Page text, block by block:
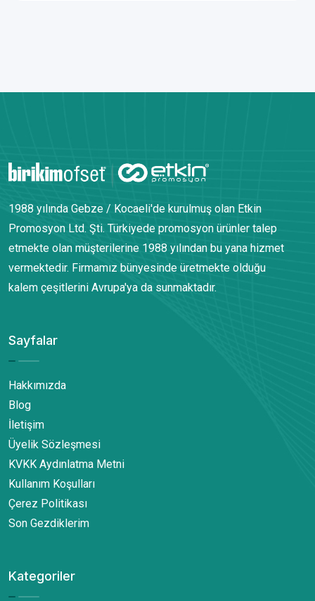
1988 yılında Gebze / Kocaeli'de kurulmuş olan Etkin
Promosyon Ltd. Şti. Türkiyede promosyon ürünler talep
etmekte olan müşterilerine 1988 yılından bu yana hizmet
vermektedir. Firmamız bünyesinde üretmekte olduğu
kalem çeşitlerini Avrupa'ya da sunmaktadır.
Sayfalar
Hakkımızda
Blog
İletişim
Üyelik Sözleşmesi
KVKK Aydınlatma Metni
Kullanım Koşulları
Çerez Politikası
Son Gezdiklerim
Kategoriler